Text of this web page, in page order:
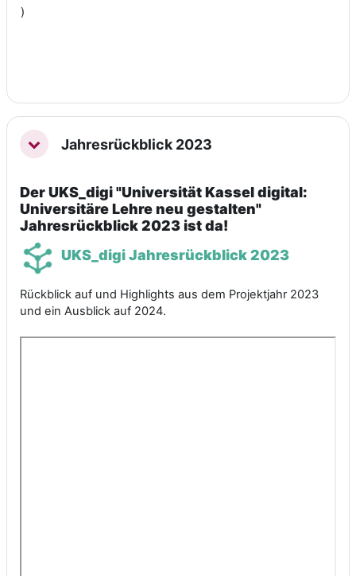
)
EinklappenJahresrückblick 2023
Der UKS_digi "Universität Kassel digital:
Universitäre Lehre neu gestalten"
Jahresrückblick 2023 ist da!
UKS_digi Jahresrückblick 2023
Rückblick auf und Highlights aus dem Projektjahr 2023
und ein Ausblick auf 2024.